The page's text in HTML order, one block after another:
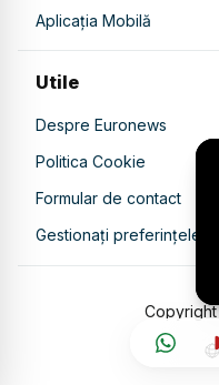
Aplicația Mobilă
Utile
Despre Euronews
Politica Cookie
Formular de contact
Gestionați preferințele